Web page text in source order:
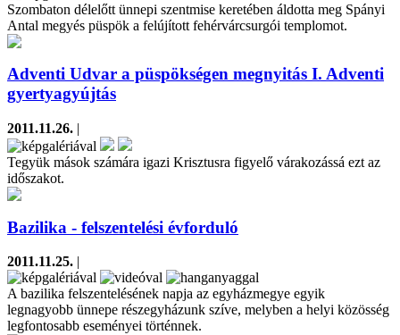
Szombaton délelőtt ünnepi szentmise keretében áldotta meg Spányi
Antal megyés püspök a felújított fehérvárcsurgói templomot.
Adventi Udvar a püspökségen megnyitás I. Adventi
gyertyagyújtás
2011.11.26. |
Tegyük mások számára igazi Krisztusra figyelő várakozássá ezt az
időszakot.
Bazilika - felszentelési évforduló
2011.11.25. |
A bazilika felszentelésének napja az egyházmegye egyik
legnagyobb ünnepe részegyházunk szíve, melyben a helyi közösség
legfontosabb eseményei történnek.